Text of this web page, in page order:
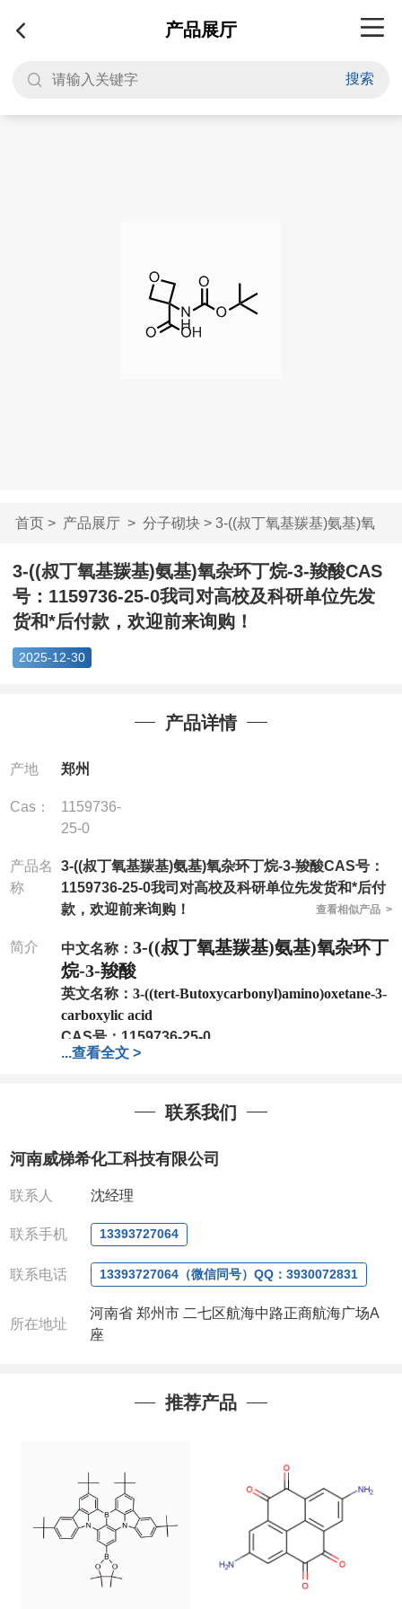
产品展厅
搜索
首页> 产品展厅> 分子砌块> 3-((叔丁氧基羰基)氨基)氧
杂环...
3-((叔丁氧基羰基)氨基)氧杂环丁烷-3-羧酸CAS
号：1159736-25-0我司对高校及科研单位先发
货和*后付款，欢迎前来询购！
2025-12-30
产品详情
产地 郑州
Cas：
1159736-
25-0
产品名
称
3-((叔丁氧基羰基)氨基)氧杂环丁烷-3-羧酸CAS号：
1159736-25-0我司对高校及科研单位先发货和*后付
款，欢迎前来询购！
查看相似产品 >
简介 中文名称： 3-((叔丁氧基羰基)氨基)氧杂环丁
烷-3-羧酸
英文名称： 3-((tert-Butoxycarbonyl)amino)oxetane-3-
carboxylic acid
CAS号： 1159736-25-0
分子式：C9H15NO5
1Mg ; 5Mg;10Mg ;100Mg;250Mg ;500Mg
;1g;2.5g ;5g ;10g可根据客户需求进行分装
作中有用到的试剂,欢迎前来询购
全额退款,并承担所有运费。
QQ:3930072831
联系人: 沈晓东(欢迎致电,或QQ、微信联系)
...查看全文 >
联系我们
河南威梯希化工科技有限公司
联系人 沈经理
联系手机 13393727064
联系电话 13393727064（微信同号）QQ：3930072831
所在地址
河南省 郑州市 二七区航海中路正商航海广场A
座
推荐产品